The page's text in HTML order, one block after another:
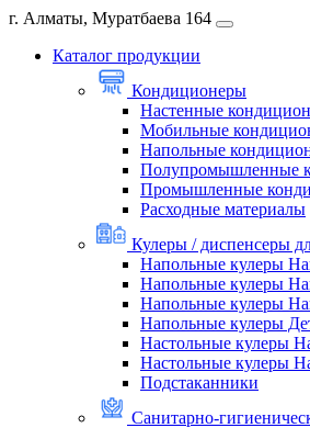
г. Алматы, Муратбаева 164
Каталог продукции
Кондиционеры
Настенные
Мобильные
Напольные
Полупромышленные
Промышленные
Расходные материалы
Кулеры / диспенсеры
Напольные кулеры
Напольные кулеры
Напольные кулеры
Напольные кулеры
Настольные кулеры
Настольные кулеры
Подстаканники
Санитарно-